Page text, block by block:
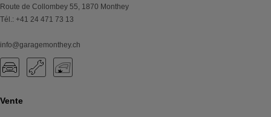
Route de Collombey 55, 1870 Monthey
Tél.: +41 24 471 73 13
info@garagemonthey.ch
Vente